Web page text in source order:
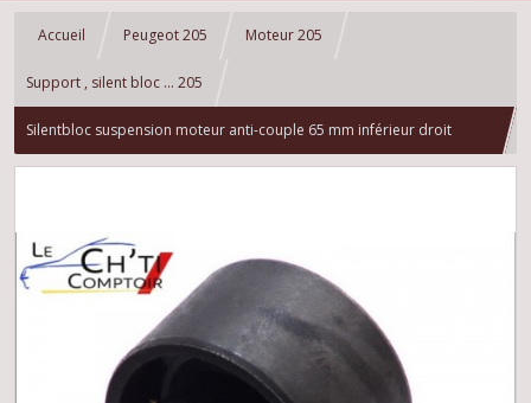
Accueil Peugeot 205 Moteur 205
Support , silent bloc ... 205
Silentbloc suspension moteur anti-couple 65 mm inférieur droit